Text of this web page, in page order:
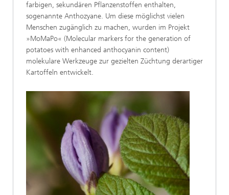
farbigen, sekundären Pflanzenstoffen enthalten,
sogenannte Anthozyane. Um diese möglichst vielen
Menschen zugänglich zu machen, wurden im Projekt
»MoMaPo« (Molecular markers for the generation of
potatoes with enhanced anthocyanin content)
molekulare Werkzeuge zur gezielten Züchtung derartiger
Kartoffeln entwickelt.